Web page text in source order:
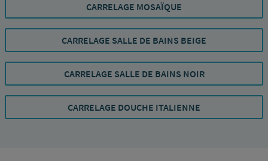
CARRELAGE MOSAÏQUE
CARRELAGE SALLE DE BAINS BEIGE
CARRELAGE SALLE DE BAINS NOIR
CARRELAGE DOUCHE ITALIENNE